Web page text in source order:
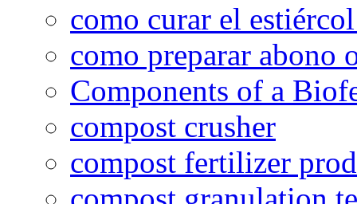
como curar el
como preparar abono
Components of a
compost crusher
compost fertilizer